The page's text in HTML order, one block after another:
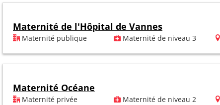
Maternité de l'Hôpital de Vannes
Maternité publique Maternité de niveau 3
Maternité Océane
Maternité privée Maternité de niveau 2